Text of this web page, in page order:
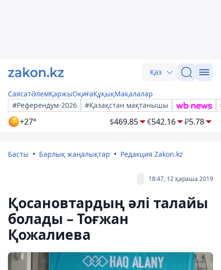
Қаз
СаясатӘлемҚаржыОқиғаҚұқықМақалалар
#Референдум-2026
#Қазақстан мақтанышы
+27° $469.85 €542.16 ₽5.78
Басты Барлық жаңалықтар Редакция Zakon.kz
18:47, 12 қараша 2019
Қосановтардың әлі талайы
болады – Тоғжан
Қожалиева